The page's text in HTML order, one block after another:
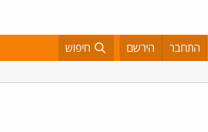
התחבר הירשם חיפוש